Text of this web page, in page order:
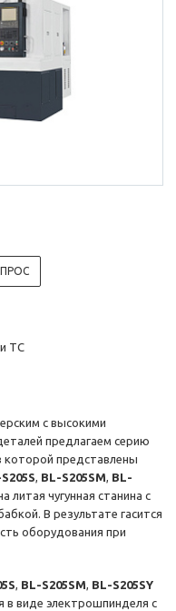
ТС
с высокими
предлагаем серию
которой представлены
, BL-S205SM, BL-
литая чугунная станина с
В результате гасится
оборудования при
, BL-S205SM, BL-S205SY
в виде электрошпинделя с